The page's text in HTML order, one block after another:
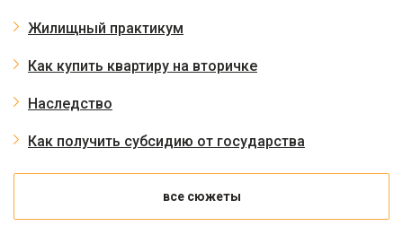
Жилищный практикум
Как купить квартиру на вторичке
Наследство
Как получить субсидию от государства
все сюжеты